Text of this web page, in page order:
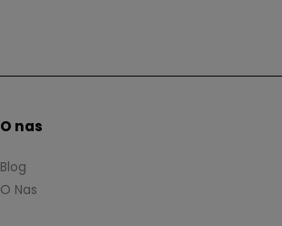
O nas
Blog
O Nas